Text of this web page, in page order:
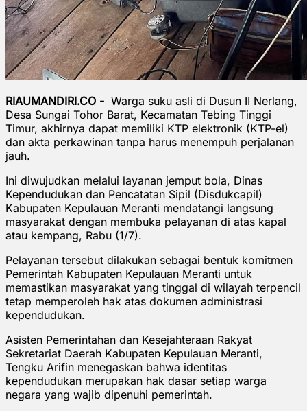
RIAUMANDIRI.CO - Warga suku asli di Dusun II Nerlang,
Desa Sungai Tohor Barat, Kecamatan Tebing Tinggi
Timur, akhirnya dapat memiliki KTP elektronik (KTP-el)
dan akta perkawinan tanpa harus menempuh perjalanan
jauh.
Ini diwujudkan melalui layanan jemput bola, Dinas
Kependudukan dan Pencatatan Sipil (Disdukcapil)
Kabupaten Kepulauan Meranti mendatangi langsung
masyarakat dengan membuka pelayanan di atas kapal
atau kempang, Rabu (1/7).
Pelayanan tersebut dilakukan sebagai bentuk komitmen
Pemerintah Kabupaten Kepulauan Meranti untuk
memastikan masyarakat yang tinggal di wilayah terpencil
tetap memperoleh hak atas dokumen administrasi
kependudukan.
Asisten Pemerintahan dan Kesejahteraan Rakyat
Sekretariat Daerah Kabupaten Kepulauan Meranti,
Tengku Arifin menegaskan bahwa identitas
kependudukan merupakan hak dasar setiap warga
negara yang wajib dipenuhi pemerintah.